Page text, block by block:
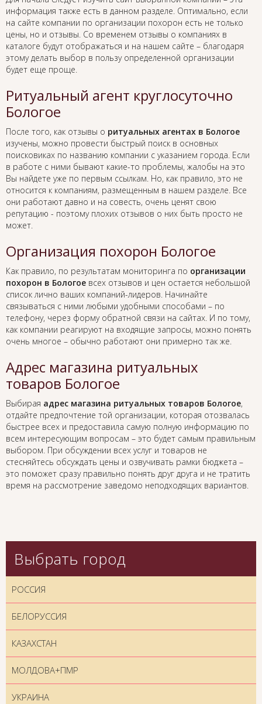
информация также есть в данном разделе. Оптимально, если
на сайте компании по организации похорон есть не только
цены, но и отзывы. Со временем отзывы о компаниях в
каталоге будут отображаться и на нашем сайте – благодаря
этому делать выбор в пользу определенной организации
будет еще проще.
Ритуальный агент круглосуточно
Бологое
После того, как отзывы о ритуальных агентах в Бологое
изучены, можно провести быстрый поиск в основных
поисковиках по названию компании с указанием города. Если
в работе с ними бывают какие-то проблемы, жалобы на это
Вы найдете уже по первым ссылкам. Но, как правило, это не
относится к компаниям, размещенным в нашем разделе. Все
они работают давно и на совесть, очень ценят свою
репутацию - поэтому плохих отзывов о них быть просто не
может.
Организация похорон Бологое
Как правило, по результатам мониторинга по организации
похорон в Бологое всех отзывов и цен остается небольшой
список лично ваших компаний-лидеров. Начинайте
связываться с ними любыми удобными способами – по
телефону, через форму обратной связи на сайтах. И по тому,
как компании реагируют на входящие запросы, можно понять
очень многое – обычно работают они примерно так же.
Адрес магазина ритуальных
товаров Бологое
Выбирая адрес магазина ритуальных товаров Бологое,
отдайте предпочтение той организации, которая отозвалась
быстрее всех и предоставила самую полную информацию по
всем интересующим вопросам – это будет самым правильным
выбором. При обсуждении всех услуг и товаров не
стесняйтесь обсуждать цены и озвучивать рамки бюджета –
это поможет сразу правильно понять друг друга и не тратить
время на рассмотрение заведомо неподходящих вариантов.
Выбрать город
РОССИЯ
БЕЛОРУССИЯ
КАЗАХСТАН
МОЛДОВА+ПМР
УКРАИНА